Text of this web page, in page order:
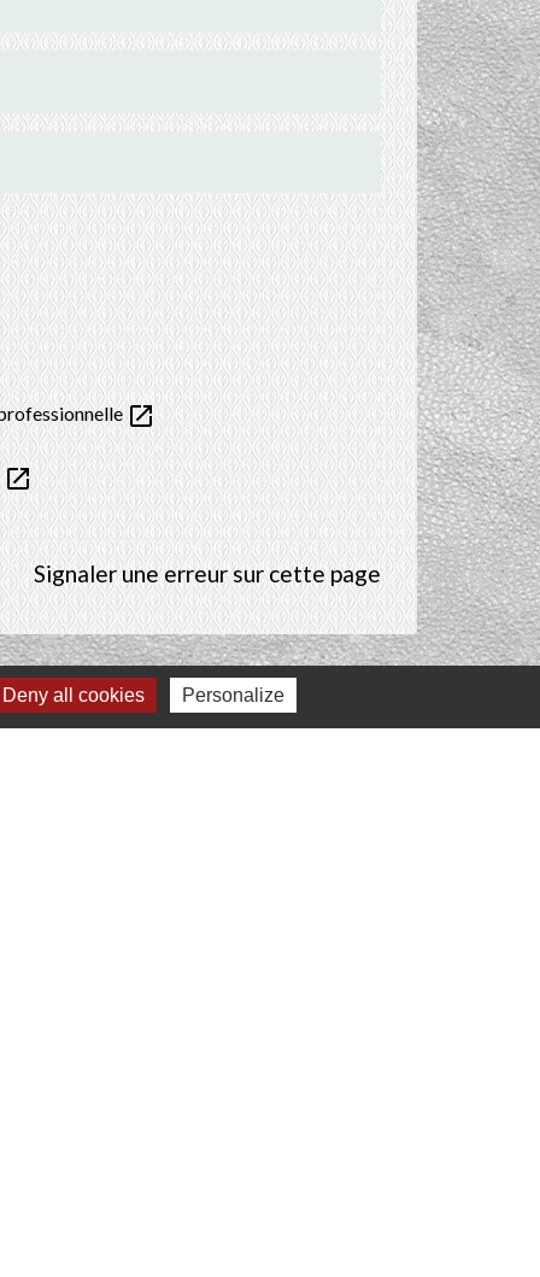
open_in_new
open_in_new
Signaler une erreur sur cette page
all cookies Personalize